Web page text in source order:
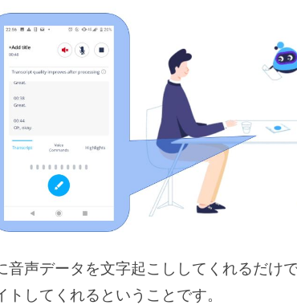
音声データを文字起こししてくれるだけ
してくれるということです。